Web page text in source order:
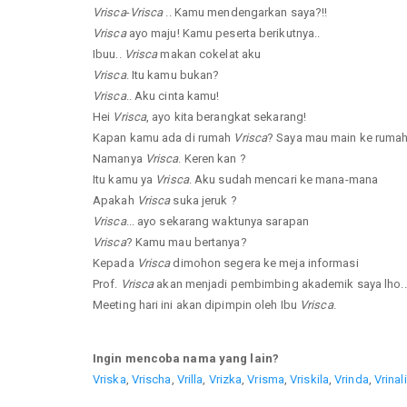
Vrisca-Vrisca.. Kamu mendengarkan saya?!!
Vriscaayo maju! Kamu peserta berikutnya..
Ibuu..
Vriscamakan cokelat aku
Vrisca. Itu kamu bukan?
Vrisca.. Aku cinta kamu!
Hei Vrisca, ayo kita berangkat sekarang!
Kapan kamu ada di rumah Vrisca? Saya mau main ke
Namanya Vrisca. Keren kan ?
Itu kamu ya Vrisca. Aku sudah mencari ke mana-mana
Apakah Vriscasuka jeruk ?
Vrisca... ayo sekarang waktunya sarapan
Vrisca? Kamu mau bertanya?
Kepada Vriscadimohon segera ke meja informasi
Prof. Vriscaakan menjadi pembimbing akademik saya lho..
Meeting hari ini akan dipimpin oleh Ibu Vrisca.
Ingin mencoba nama yang lain?
Vriska Vrischa Vrilla Vrizka ,Vrisma ,Vriskila ,Vrinda